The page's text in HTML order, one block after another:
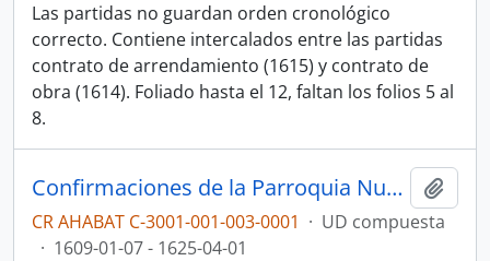
Las partidas no guardan orden cronológico
correcto. Contiene intercalados entre las partidas
contrato de arrendamiento (1615) y contrato de
obra (1614). Foliado hasta el 12, faltan los folios 5 al
8.
Confirmaciones de la Parroquia Nuestra Señora del Carmen, Cartago, n° 1 (1609-1625)
CR AHABAT C-3001-001-003-0001 · UD compuesta
· 1609-01-07 - 1625-04-01